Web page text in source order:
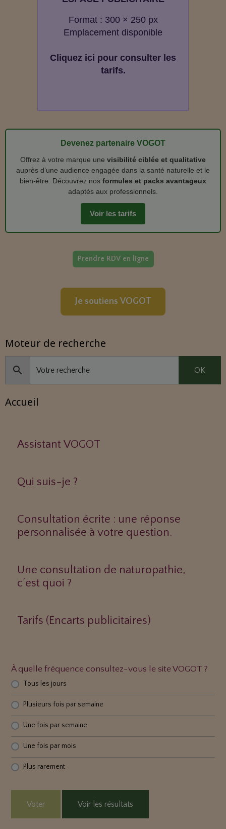
Format : 300 × 250 px
Emplacement disponible
Cliquez ici pour consulter les
tarifs.
Devenez partenaire VOGOT
Offrez à votre marque une visibilité ciblée et qualitative
auprès d’une audience engagée dans la santé naturelle et le
bien‑être. Découvrez nos formules et packs avantageux
adaptés aux professionnels.
Voir les tarifs
Prendre RDV en ligne
Je soutiens VOGOT
Moteur de recherche
OK
Accueil
Assistant VOGOT
Qui suis-je ?
Consultation écrite : une réponse
personnalisée à votre question.
Une consultation de naturopathie,
c’est quoi ?
Tarifs (Encarts publicitaires)
À quelle fréquence consultez-vous le site VOGOT ?
Tous les jours
Plusieurs fois par semaine
Une fois par semaine
Une fois par mois
Plus rarement
Voter Voir les résultats